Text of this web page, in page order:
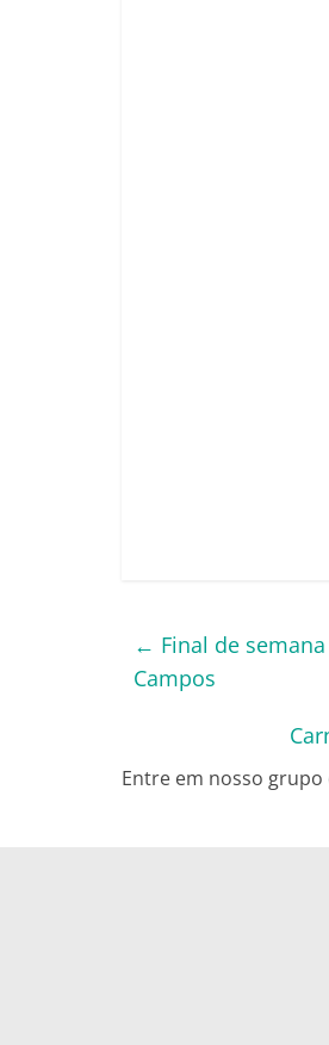
← Final de
Campos
Entre em nosso grupo